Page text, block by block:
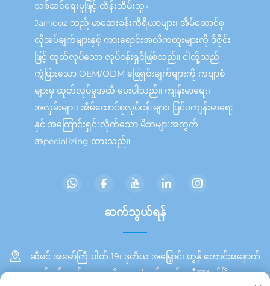
သစ်ဆင်ရေးမှုဖြင့် ထိန်းသိမ်းသူ。
Jamooz သည် မာဆေးခန်းကိရိယာများ၊ အိမ်ထောင်စု
လိုအပ်ချက်များနှင့် ကားရောင်းအလီကထူးများကို ဒီဇိုင်း
ဖြင့် ထုတ်လုပ်သော လုပ်ငန်းရှင်ဖြစ်သည်။ ငါတို့သည်
ကွဲပြားသော OEM/ODM ဖြေရှင်းချက်များကို ကဗျာစံ
များမှ ထုတ်လုပ်မှုအထိ ပေးပါသည်။ ကျန်းမာရေး၊
အလှမ်းများ၊ အိမ်ထောင်စုလုပ်ငန်းများ၊ ပြင်ပကျန်းမာရေး
နှင့် အကြောင်းရှင်းလိုက်သော မိဘများအတွက်
အpecializing ထားသည်။
ဆက်သွယ်ရန်
ဆီမင် အမော်ကြီးပါတ် 19၊ ဒုတိယ အမြှောင်၊ ဟွန် တောင်အနောက်
ဘက် ပင်လယ်အရှေ့ ဧရိယာ၊ တုံအင် ကျွန်း၊ ဆီযံမင်မြို့